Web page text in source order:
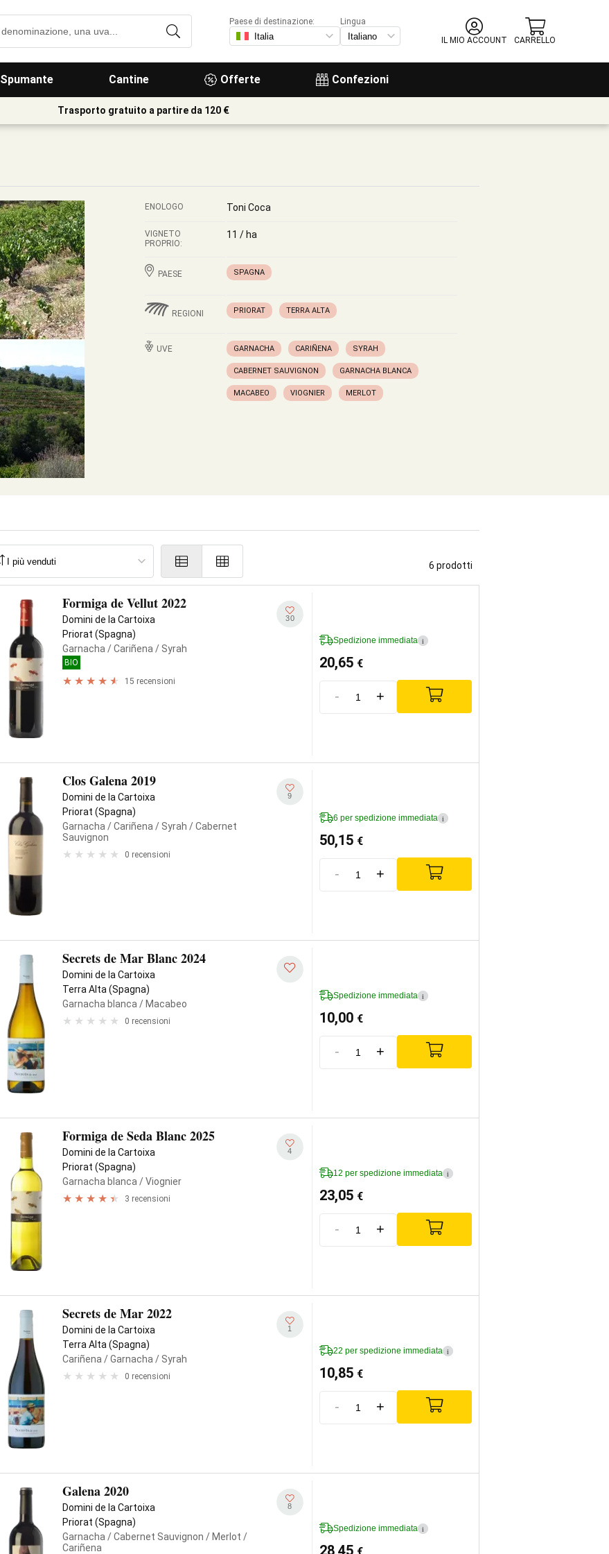
Spumante Cantine Offerte Confezioni
Paese di destinazione:
Lingua
IL MIO ACCOUNT
CARRELLO
Trasporto gratuito a partire da 120 €
ENOLOGO Toni Coca
VIGNETO
PROPRIO:
11 / ha
PAESE SPAGNA
REGIONI PRIORAT TERRA ALTA
UVE GARNACHA CARIÑENA SYRAH
CABERNET SAUVIGNON GARNACHA BLANCA
MACABEO VIOGNIER MERLOT
6 prodotti
Formiga de Vellut 2022
Domini de la Cartoixa
Priorat (Spagna)
Garnacha / Cariñena / Syrah
BIO
15 recensioni
30
Spedizione immediata i
20,65 €
- +
Clos Galena 2019
Domini de la Cartoixa
Priorat (Spagna)
Garnacha / Cariñena / Syrah / Cabernet
Sauvignon
0 recensioni
9
6 per spedizione immediata i
50,15 €
- +
Secrets de Mar Blanc 2024
Domini de la Cartoixa
Terra Alta (Spagna)
Garnacha blanca / Macabeo
0 recensioni
Spedizione immediata i
10,00 €
- +
Formiga de Seda Blanc 2025
Domini de la Cartoixa
Priorat (Spagna)
Garnacha blanca / Viognier
3 recensioni
4
12 per spedizione immediata i
23,05 €
- +
Secrets de Mar 2022
Domini de la Cartoixa
Terra Alta (Spagna)
Cariñena / Garnacha / Syrah
0 recensioni
1
22 per spedizione immediata i
10,85 €
- +
Galena 2020
Domini de la Cartoixa
Priorat (Spagna)
Garnacha / Cabernet Sauvignon / Merlot /
Cariñena
8
Spedizione immediata i